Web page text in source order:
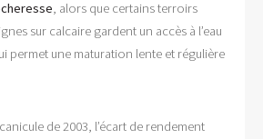
, alors que certains terroirs
sur calcaire gardent un accès à l’eau
permet une maturation lente et régulière
de 2003, l’écart de rendement